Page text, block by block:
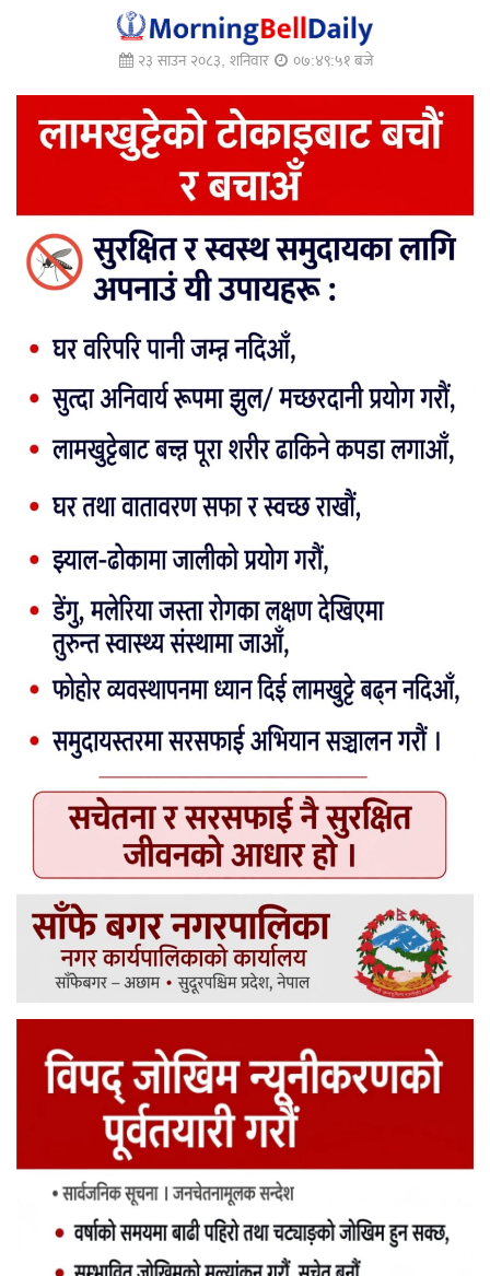
२३ साउन २०८३, शनिवार ०७:४९:५२ बजे